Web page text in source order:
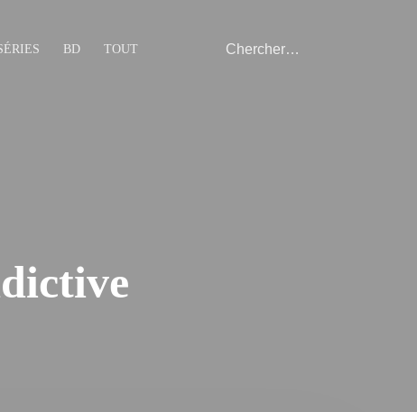
BD TOUT